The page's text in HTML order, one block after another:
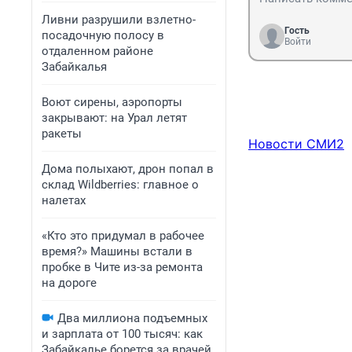
Ливни разрушили взлетно-
посадочную полосу в
отдаленном районе
Забайкалья
Воют сирены, аэропорты
закрывают: на Урал летят
ракеты
Дома полыхают, дрон попал в
склад Wildberries: главное о
налетах
«Кто это придумал в рабочее
время?» Машины встали в
пробке в Чите из-за ремонта
на дороге
Два миллиона подъемных
и зарплата от 100 тысяч: как
Гость
Войти
Новости СМИ2